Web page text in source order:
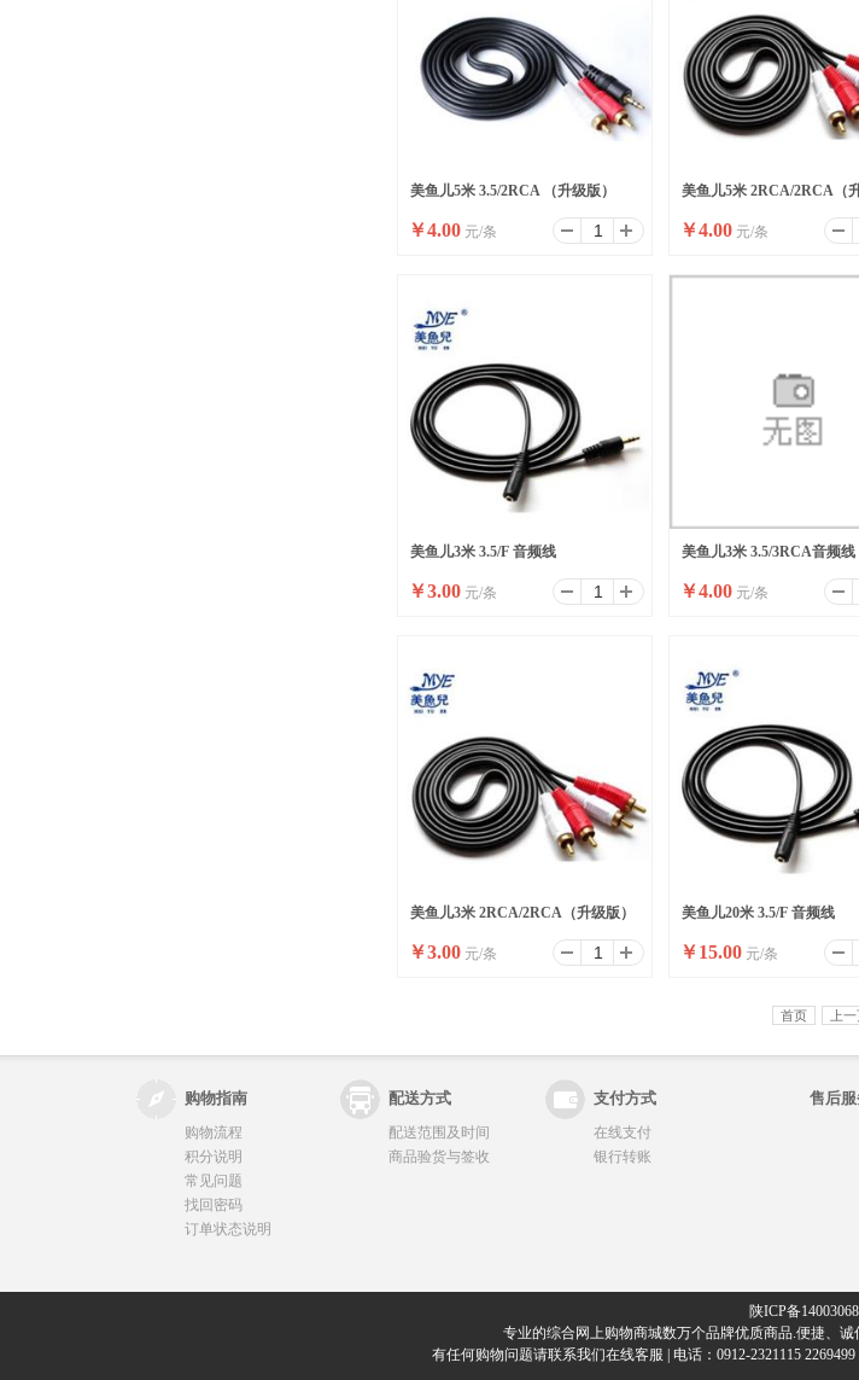
美鱼儿5米 3.5/2RCA （升级版）
￥4.00 元/条
美鱼儿5米 2RCA/2RCA（升
￥4.00 元/条
美鱼儿3米 3.5/F 音频线
￥3.00 元/条
美鱼儿3米 3.5/3RCA音频线
￥4.00 元/条
美鱼儿3米 2RCA/2RCA（升级版）
￥3.00 元/条
美鱼儿20米 3.5/F 音频线
￥15.00 元/条
首页 上
购物指南 配送方式 支付方式 售后
购物流程
积分说明
常见问题
找回密码
订单状态说明
配送范围及时间
商品验货与签收
在线支付
银行转账
陕ICP备
专业的综合网上购物商城数万个品牌优质商品.便捷、
有任何购物问题请联系我们在线客服 | 电话：0912-2321115